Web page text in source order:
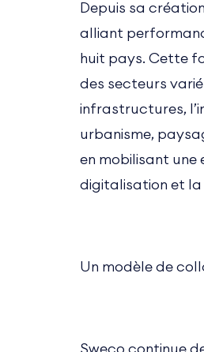
Depuis sa
alliant
huit pays. Cette
des secteurs
infrastructures,
urbanisme,
en mobilisant une
digitalisation et
Un modèle de
Sweco continue